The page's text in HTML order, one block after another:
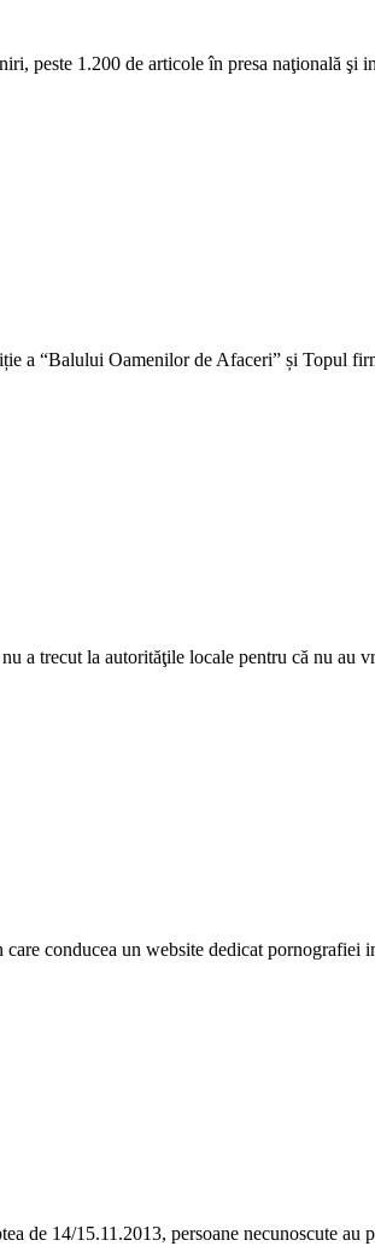
peste 1.200 de articole în presa naţională şi
a “Balului Oamenilor de Afaceri” și Topul
trecut la autorităţile locale pentru că nu au
conducea un website dedicat pornografiei
14/15.11.2013, persoane necunoscute au